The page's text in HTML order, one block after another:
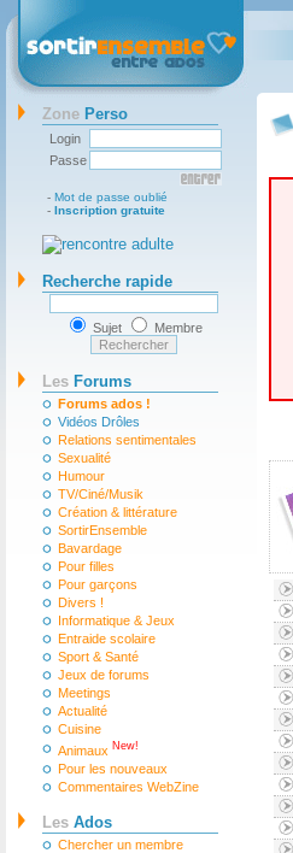
Zone Perso
Login
Passe
- Mot de passe oublié
- Inscription gratuite
Recherche rapide
Sujet Membre
Les Forums
Forums ados !
Vidéos Drôles
Relations sentimentales
Sexualité
Humour
TV/Ciné/Musik
Création & littérature
SortirEnsemble
Bavardage
Pour filles
Pour garçons
Divers !
Informatique & Jeux
Entraide scolaire
Sport & Santé
Jeux de forums
Meetings
Actualité
Cuisine
Animaux New!
Pour les nouveaux
Commentaires WebZine
Les Ados
Chercher un membre